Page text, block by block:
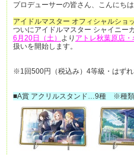
プロデューサーの皆さん、こんにちは
アイドルマスター オフィシャルショ
ついにアイドルマスター シャイニー
6月20日（土） より アトレ秋葉原店
扱いを開始します。
※1回500円（税込み）4等級・はずれ
■A賞 アクリルスタンド…9種 ※種類